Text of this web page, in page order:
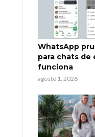
WhatsApp
para chats de
funciona
agosto 1, 2026